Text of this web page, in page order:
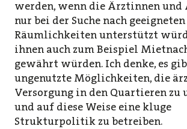
werden, wenn die Ärztinnen und
nur bei der Suche nach geeigneten
Räumlichkeiten unterstützt
ihnen auch zum Beispiel
gewährt würden. Ich denke, es
ungenutzte Möglichkeiten, die
Versorgung in den Quartieren zu
und auf diese Weise eine kluge
Strukturpolitik zu betreiben.